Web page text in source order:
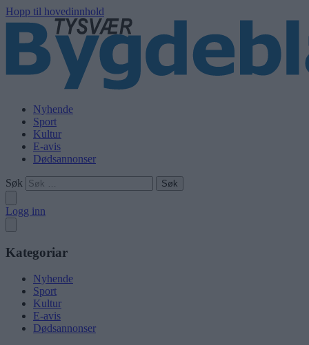
Hopp til hovedinnhold
Nyhende
Sport
Kultur
E-avis
Dødsannonser
Søk
Logg inn
Kategoriar
Nyhende
Sport
Kultur
E-avis
Dødsannonser